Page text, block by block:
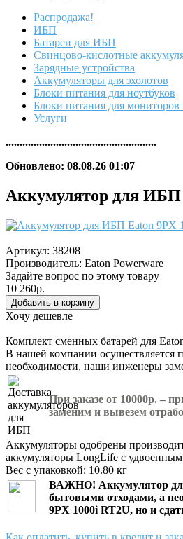
Распродажа!
ИБП
Батареи для ИБП
Свинцово-кислотные
Зарядные устройства
Аккумуляторы для эхолотов
Блоки питания для ноутбуков
Блоки питания для мониторов
Услуги
......................................................
Обновлено: 08.08.26 01:07
Аккумулятор для ИБП
Артикул: 38208
Производитель: Eaton Powerware
Задайте вопрос по этому товару
10 260р.
Хочу дешевле
Комплект сменных батарей для
В нашей компании осуществляется
необходимости, наши инженеры
При заказе от 10000р. –
заменим и вывезем
Аккумуляторы одобрены
аккумуляторы LongLife с
Вес с упаковкой: 10.80 кг
ВАЖНО! Аккумулятор
бытовыми отходами, а
9PX 1000i RT2U, но и